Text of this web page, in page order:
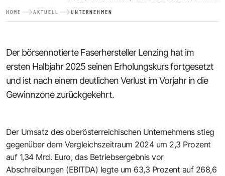
HOME AKTUELL UNTERNEHMEN
Der börsennotierte Faserhersteller Lenzing hat im
ersten Halbjahr 2025 seinen Erholungskurs fortgesetzt
und ist nach einem deutlichen Verlust im Vorjahr in die
Gewinnzone zurückgekehrt.
Der Umsatz des oberösterreichischen Unternehmens stieg
gegenüber dem Vergleichszeitraum 2024 um 2,3 Prozent
auf 1,34 Mrd. Euro, das Betriebsergebnis vor
Abschreibungen (EBITDA) legte um 63,3 Prozent auf 268,6